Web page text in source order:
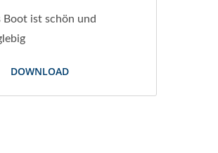
Boot ist schön und
DOWNLOAD